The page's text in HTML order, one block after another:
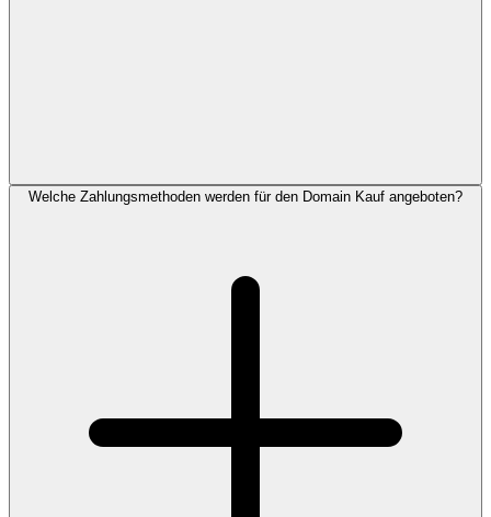
Welche Zahlungsmethoden werden für den Domain Kauf angeboten?